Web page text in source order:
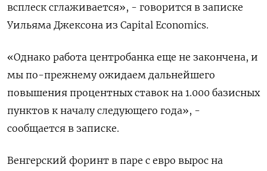
всплеск сглаживается», - говорится в записке
Уильяма Джексона из Capital Economics.
«Однако работа центробанка еще не закончена, и
мы по-прежнему ожидаем дальнейшего
повышения процентных ставок на 1.000 базисных
пунктов к началу следующего года», -
сообщается в записке.
Венгерский форинт в паре с евро вырос на